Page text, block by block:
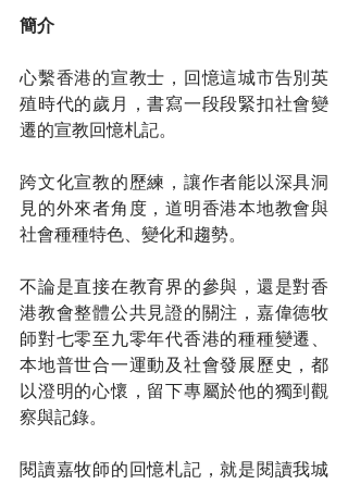
簡介
心繫香港的宣教士，回憶這城市告別英
殖時代的歲月，書寫一段段緊扣社會變
遷的宣教回憶札記。
跨文化宣教的歷練，讓作者能以深具洞
見的外來者角度，道明香港本地教會與
社會種種特色、變化和趨勢。
不論是直接在教育界的參與，還是對香
港教會整體公共見證的關注，嘉偉德牧
師對七零至九零年代香港的種種變遷、
本地普世合一運動及社會發展歷史，都
以澄明的心懷，留下專屬於他的獨到觀
察與記錄。
閱讀嘉牧師的回憶札記，就是閱讀我城